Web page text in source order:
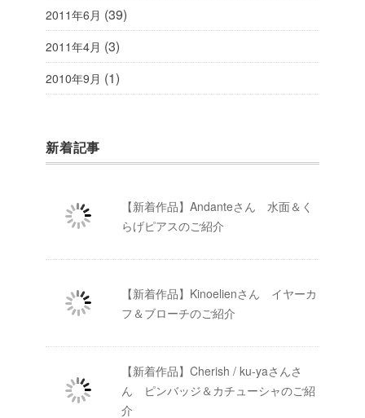
2011年6月 (39)
2011年4月 (3)
2010年9月 (1)
新着記事
【新着作品】Andanteさん 水面＆く
らげピアスのご紹介
【新着作品】Kinoelienさん イヤーカ
フ＆ブローチのご紹介
【新着作品】Cherish / ku-yaさんさ
ん ピンバッジ＆カチューシャのご紹
介